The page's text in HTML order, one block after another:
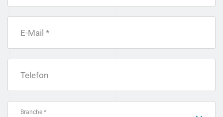
E-Mail *
Telefon
Branche *